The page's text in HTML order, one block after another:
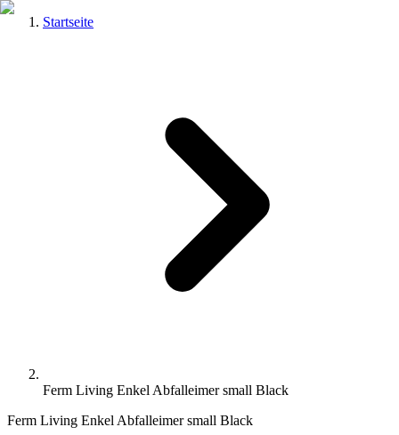
Startseite
Ferm Living Enkel Abfalleimer small Black
Ferm Living Enkel Abfalleimer small Black